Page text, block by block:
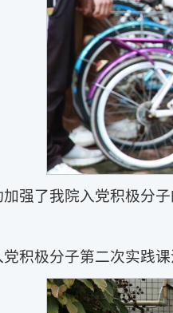
强了我院入党积极分
积极分子第二次实践